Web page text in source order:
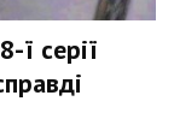
ї серії